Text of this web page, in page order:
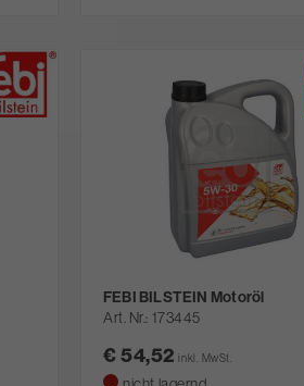
FEBI BILSTEIN Motoröl
Art. Nr. 173445
€ 54,52inkl. MwSt.